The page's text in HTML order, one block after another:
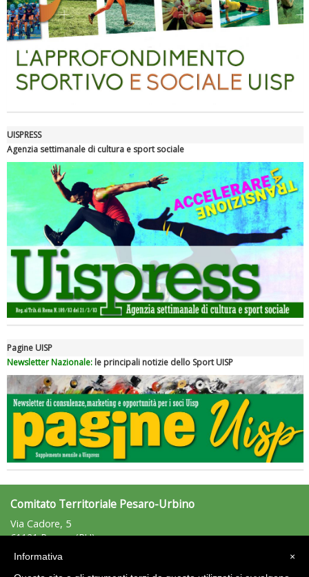
Ddl Lobby, Uisp: “Il Parlamento valorizzi le nostre specificità"
La formazione Uisp rallenta ma prosegue anche in estate
Tiziano Pesce nel Cda di Fondazione Terzjus: prima riunione a
Roma
UISPRESS
Agenzia settimanale di cultura e sport sociale
Pagine UISP
Newsletter Nazionale: le principali notizie dello Sport UISP
Comitato Territoriale Pesaro-Urbino
Via Cadore, 5
61121 Pesaro (PU)
Tel: 366/4467164 - Fax: n.d.
×
Informativa